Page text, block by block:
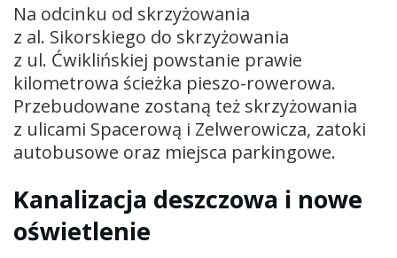
Na odcinku od skrzyżowania
z al. Sikorskiego do skrzyżowania
z ul. Ćwiklińskiej powstanie prawie
kilometrowa ścieżka pieszo-rowerowa.
Przebudowane zostaną też skrzyżowania
z ulicami Spacerową i Zelwerowicza, zatoki
autobusowe oraz miejsca parkingowe.
Kanalizacja deszczowa i nowe
oświetlenie